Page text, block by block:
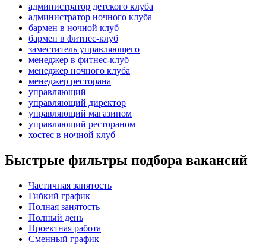
администратор детского клуба
администратор ночного клуба
бармен в ночной клуб
бармен в фитнес-клуб
заместитель управляющего
менеджер в фитнес-клуб
менеджер ночного клуба
менеджер ресторана
управляющий
управляющий директор
управляющий магазином
управляющий рестораном
хостес в ночной клуб
Быстрые фильтры подбора вакансий
Частичная занятость
Гибкий график
Полная занятость
Полный день
Проектная работа
Сменный график